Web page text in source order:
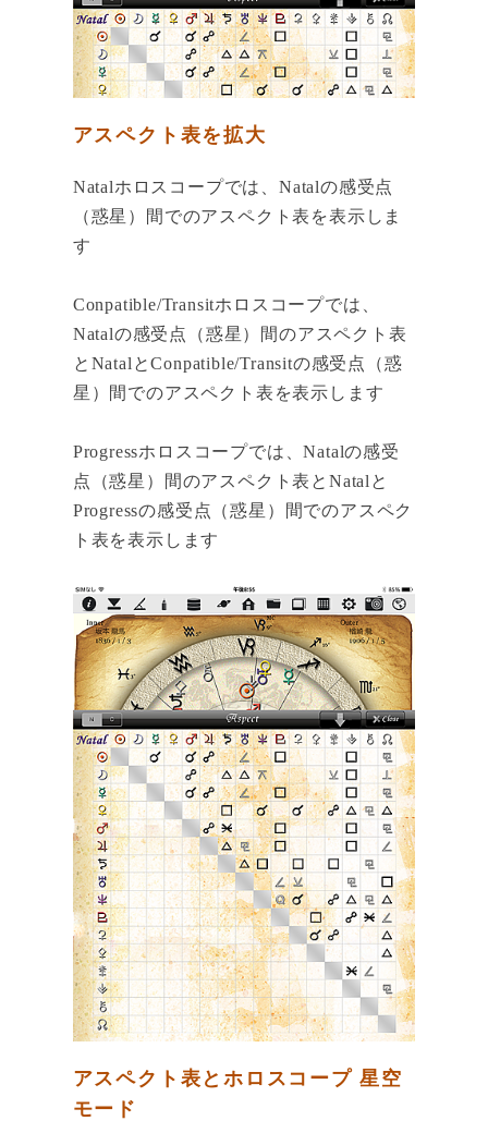
アスペクト表を拡大
Natalホロスコープでは、Natalの感受点
（惑星）間でのアスペクト表を表示しま
す
Conpatible/Transitホロスコープでは、
Natalの感受点（惑星）間のアスペクト表
とNatalとConpatible/Transitの感受点（惑
星）間でのアスペクト表を表示します
Progressホロスコープでは、Natalの感受
点（惑星）間のアスペクト表とNatalと
Progressの感受点（惑星）間でのアスペク
ト表を表示します
アスペクト表とホロスコープ 星空
モード